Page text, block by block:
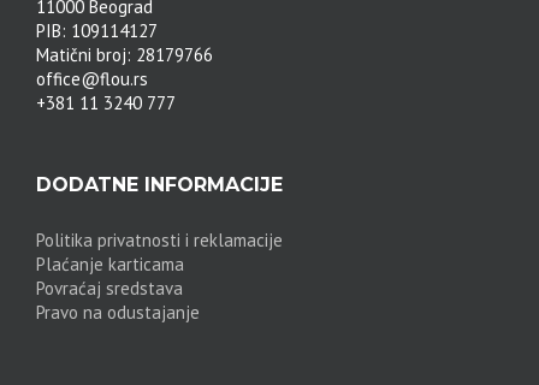
11000 Beograd
PIB: 109114127
Matični broj: 28179766
office@flou.rs
+381 11 3240 777
DODATNE INFORMACIJE
Politika privatnosti i reklamacije
Plaćanje karticama
Povraćaj sredstava
Pravo na odustajanje